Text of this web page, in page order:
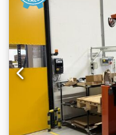
ΛΕΠΤΟΜΕΡΕΙΕΣ
Συνολικό ύψος:
Τύπος καταρτιού:
ιόντων λιθίου Ώρες
Αρχική ανύψωση
Dodpfx Ajzrlw Ask